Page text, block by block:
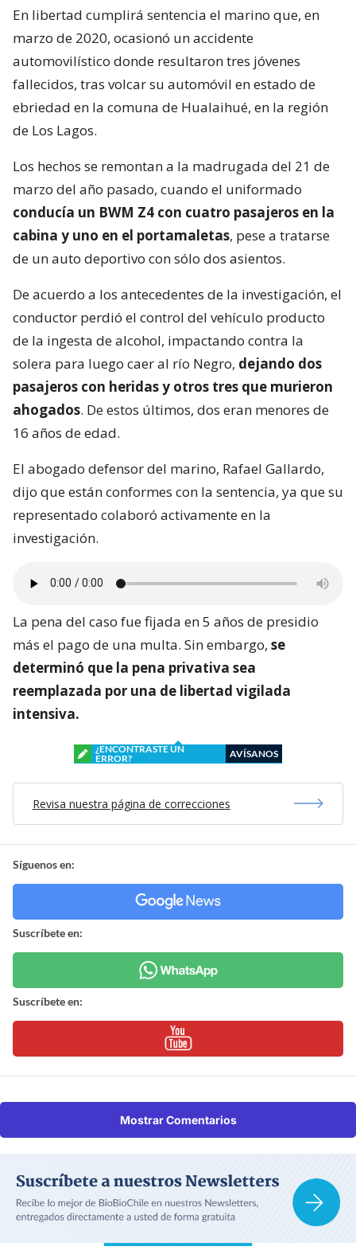
En libertad cumplirá sentencia el marino que, en
marzo de 2020, ocasionó un accidente
automovilístico donde resultaron tres jóvenes
fallecidos, tras volcar su automóvil en estado de
ebriedad en la comuna de Hualaihué, en la región
de Los Lagos.
Los hechos se remontan a la madrugada del 21 de
marzo del año pasado, cuando el uniformado
conducía un BWM Z4 con cuatro pasajeros en la
cabina y uno en el portamaletas, pese a tratarse
de un auto deportivo con sólo dos asientos.
De acuerdo a los antecedentes de la investigación, el
conductor perdió el control del vehículo producto
de la ingesta de alcohol, impactando contra la
solera para luego caer al río Negro, dejando dos
pasajeros con heridas y otros tres que murieron
ahogados. De estos últimos, dos eran menores de
16 años de edad.
El abogado defensor del marino, Rafael Gallardo,
dijo que están conformes con la sentencia, ya que su
representado colaboró activamente en la
investigación.
La pena del caso fue fijada en 5 años de presidio
más el pago de una multa. Sin embargo, se
determinó que la pena privativa sea
reemplazada por una de libertad vigilada
intensiva.
¿ENCONTRASTE UN
ERROR?
AVÍSANOS
Revisa nuestra página de correcciones
Síguenos en:
Suscríbete en:
Suscríbete en:
Mostrar Comentarios